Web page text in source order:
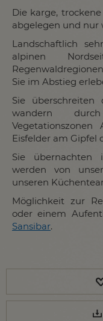
Die karge,
abgelegen und nur
Landschaftlich
alpinen
Sie im Abstieg
Sie
wandern
Eisfelder am Gipfel
Sie übernachten
werden von
unseren
Möglichkeit zur
oder einem
Sansibar.